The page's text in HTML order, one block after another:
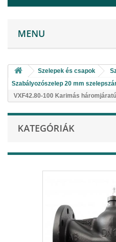
MENU
Szelepek és csapok
Szabályozószelep 20 mm
VXF42.80-100 Karimás
KATEGÓRIÁK